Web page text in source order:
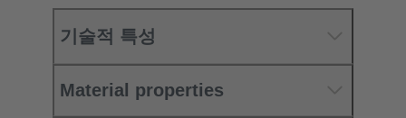
기술적 특성
Material properties